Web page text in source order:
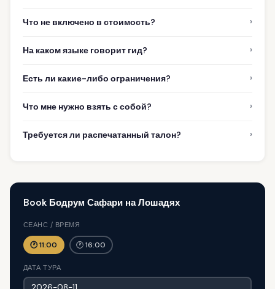
Что не включено в стоимость? ›
На каком языке говорит гид? ›
Есть ли какие-либо ограничения? ›
Что мне нужно взять с собой? ›
Требуется ли распечатанный талон? ›
Book Бодрум Сафари на Лошадях
СЕАНС / ВРЕМЯ
🕐 11:00 🕐 16:00
ДАТА ТУРА